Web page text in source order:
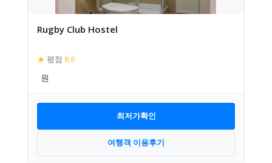
Rugby Club Hostel
★ 평점 8.6
최저가확인
여행객 이용후기